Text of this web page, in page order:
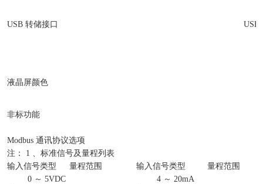
USB 转储接口 USB
液晶屏颜色
非标功能
Modbus 通讯协议选项
注： 1 、标准信号及量程列表
输入信号类型
量程范围 输入信号类型 量程范围
0 ～ 5VDC 4 ～ 20mA